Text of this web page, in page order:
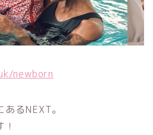
newborn
るNEXT。